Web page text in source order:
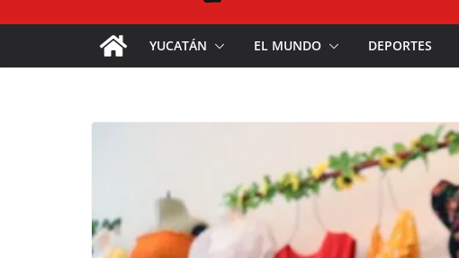
YUCATÁN EL MUNDO DEPORTES